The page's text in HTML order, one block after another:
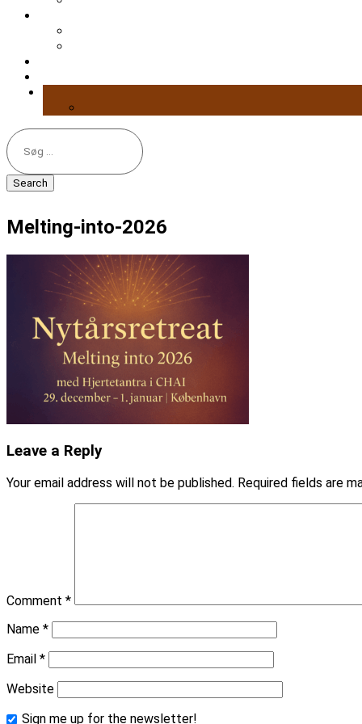
Search
for:
Melting-into-2026
Leave a Reply
Your email address will not be published. Required fields are
Comment *
Name *
Email *
Website
Sign me up for the newsletter!